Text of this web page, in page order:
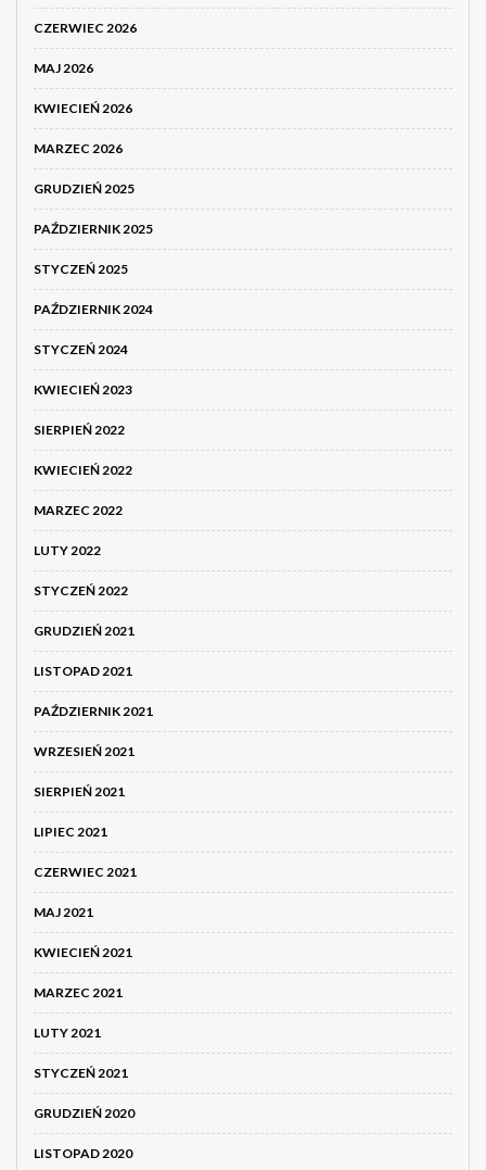
CZERWIEC 2026
MAJ 2026
KWIECIEŃ 2026
MARZEC 2026
GRUDZIEŃ 2025
PAŹDZIERNIK 2025
STYCZEŃ 2025
PAŹDZIERNIK 2024
STYCZEŃ 2024
KWIECIEŃ 2023
SIERPIEŃ 2022
KWIECIEŃ 2022
MARZEC 2022
LUTY 2022
STYCZEŃ 2022
GRUDZIEŃ 2021
LISTOPAD 2021
PAŹDZIERNIK 2021
WRZESIEŃ 2021
SIERPIEŃ 2021
LIPIEC 2021
CZERWIEC 2021
MAJ 2021
KWIECIEŃ 2021
MARZEC 2021
LUTY 2021
STYCZEŃ 2021
GRUDZIEŃ 2020
LISTOPAD 2020